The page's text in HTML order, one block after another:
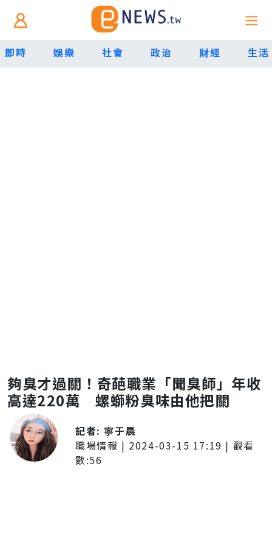
即時 娛樂 社會 政治 財經 生活
夠臭才過關！奇葩職業「聞臭師」年收
高達220萬 螺螄粉臭味由他把關
記者: 寧于晨
職場情報 | 2024-03-15 17:19 | 觀看
數:56